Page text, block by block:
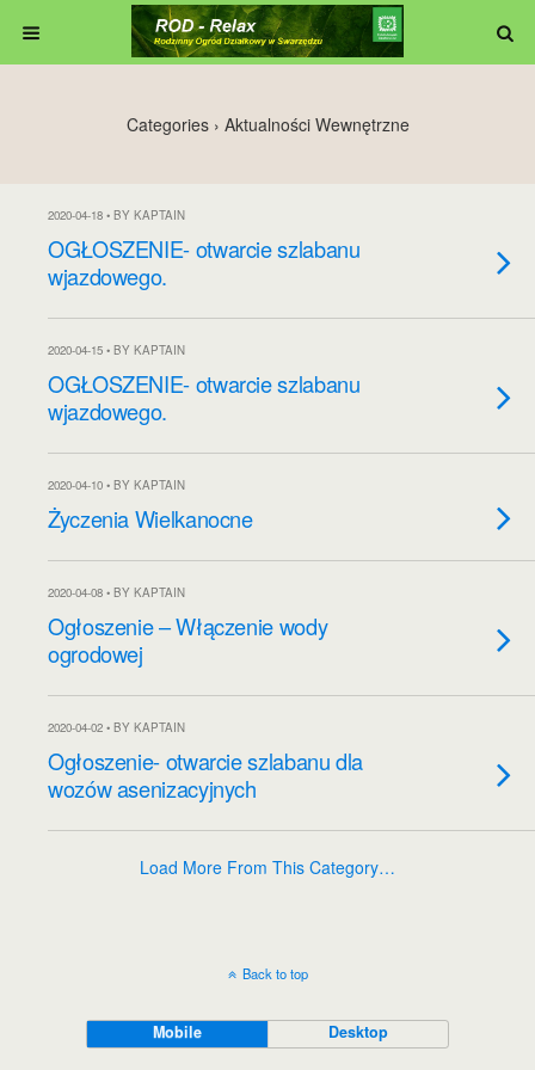
Categories › Aktualności Wewnętrzne
2020-04-18 • BY KAPTAIN
OGŁOSZENIE- otwarcie szlabanu
wjazdowego.
2020-04-15 • BY KAPTAIN
OGŁOSZENIE- otwarcie szlabanu
wjazdowego.
2020-04-10 • BY KAPTAIN
Życzenia Wielkanocne
2020-04-08 • BY KAPTAIN
Ogłoszenie – Włączenie wody
ogrodowej
2020-04-02 • BY KAPTAIN
Ogłoszenie- otwarcie szlabanu dla
wozów asenizacyjnych
Load More From This Category…
Back to top
Mobile Desktop